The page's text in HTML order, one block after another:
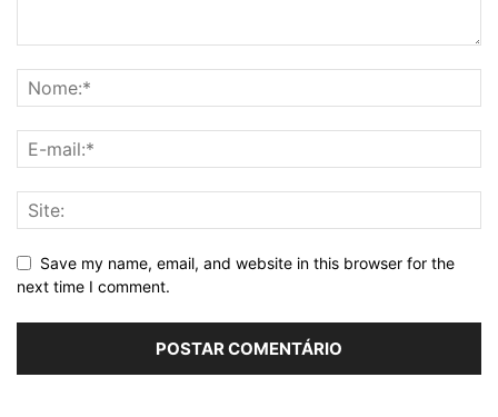
Save my name, email, and website in this browser for the
next time I comment.